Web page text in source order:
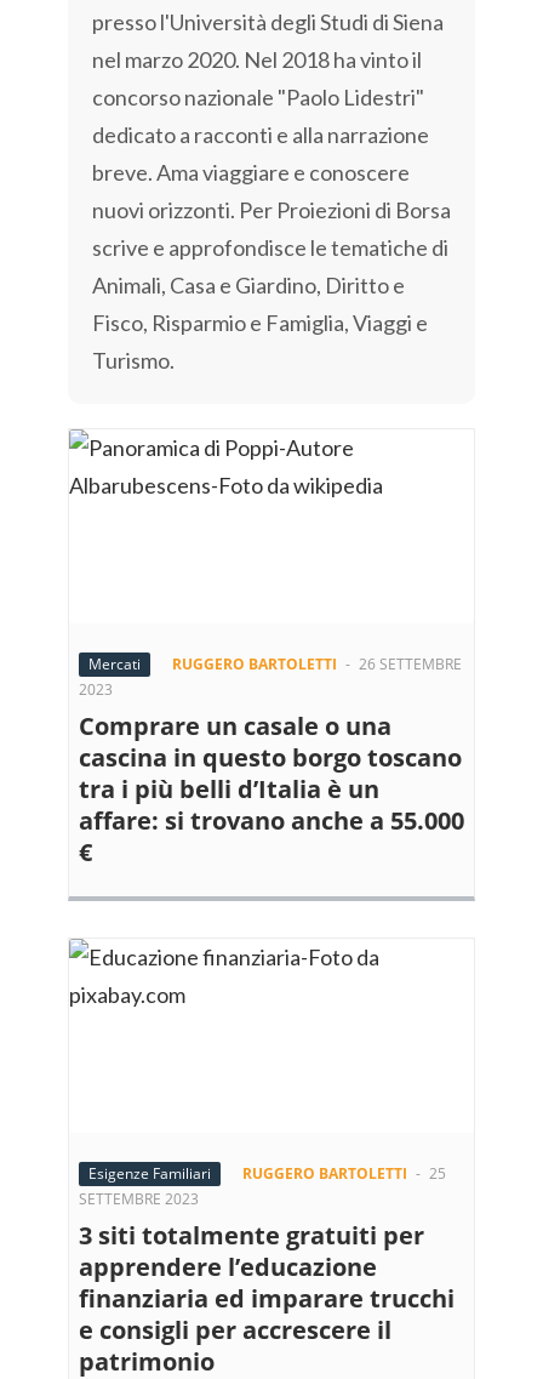
presso l'Università degli Studi di Siena
nel marzo 2020. Nel 2018 ha vinto il
concorso nazionale "Paolo Lidestri"
dedicato a racconti e alla narrazione
breve. Ama viaggiare e conoscere
nuovi orizzonti. Per Proiezioni di Borsa
scrive e approfondisce le tematiche di
Animali, Casa e Giardino, Diritto e
Fisco, Risparmio e Famiglia, Viaggi e
Turismo.
Mercati RUGGERO BARTOLETTI - 26 SETTEMBRE
2023
Comprare un casale o una
cascina in questo borgo toscano
tra i più belli d’Italia è un
affare: si trovano anche a 55.000
€
Esigenze Familiari RUGGERO BARTOLETTI - 25
SETTEMBRE 2023
3 siti totalmente gratuiti per
apprendere l’educazione
finanziaria ed imparare trucchi
e consigli per accrescere il
patrimonio